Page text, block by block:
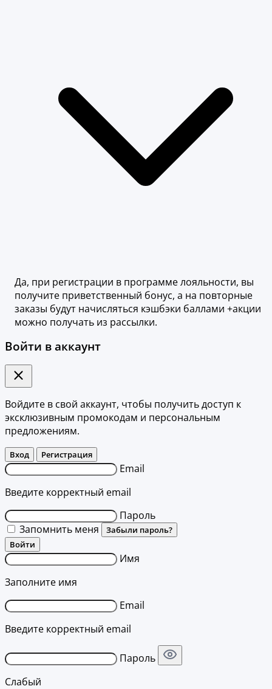
Да, при регистрации в программе лояльности, вы
получите приветственный бонус, а на повторные
заказы будут начисляться кэшбэки баллами +акции
можно получать из рассылки.
Войти в аккаунт
Войдите в свой аккаунт, чтобы получить доступ к
эксклюзивным промокодам и персональным
предложениям.
Вход Регистрация
Email
Введите корректный email
Пароль
Запомнить меня
Забыли пароль?
Войти
Имя
Заполните имя
Email
Введите корректный email
Пароль
Слабый